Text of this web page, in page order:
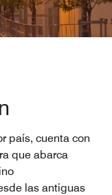
país, cuenta con
que abarca
las antiguas